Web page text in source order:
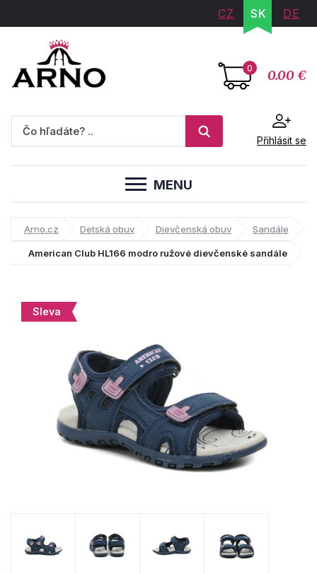
CZ SK DE
0 0.00 €
Přihlásit se
MENU
Arno.cz Detská obuv Dievčenská obuv Sandále
American Club HL166 modro ružové dievčenské sandále
Sleva